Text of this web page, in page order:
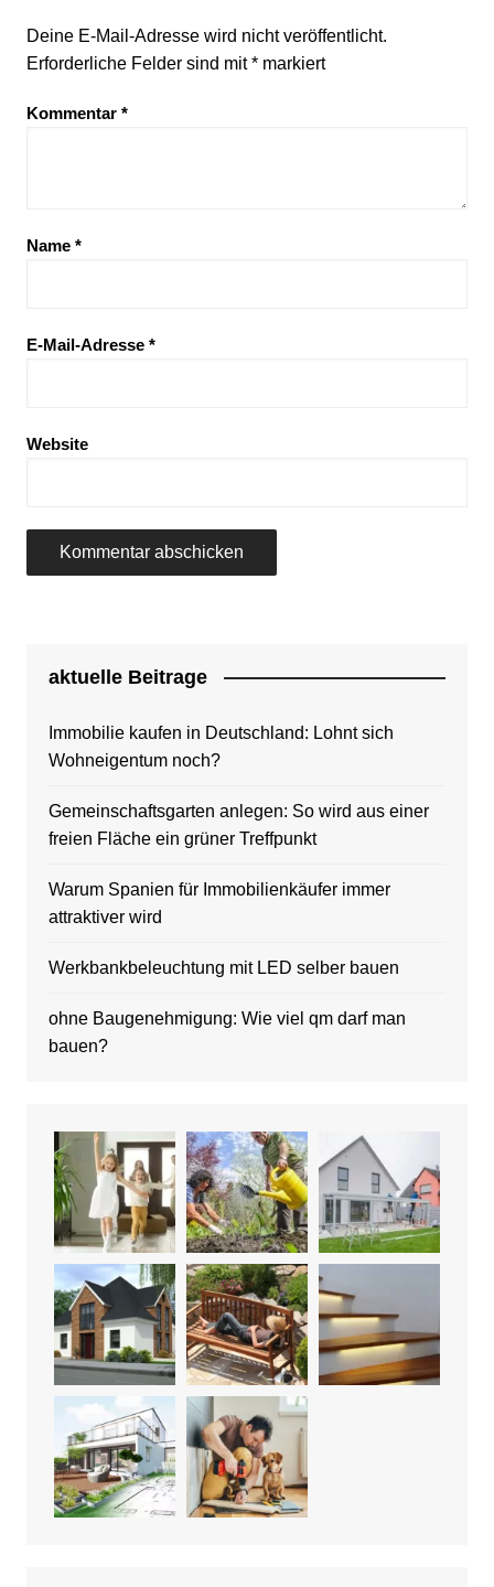
Deine E-Mail-Adresse wird nicht veröffentlicht.
Erforderliche Felder sind mit*markiert
Kommentar *
Name *
E-Mail-Adresse *
Website
aktuelle Beitrage
Immobilie kaufen in Deutschland: Lohnt sich
Wohneigentum noch?
Gemeinschaftsgarten anlegen: So wird aus einer
freien Fläche ein grüner Treffpunkt
Warum Spanien für Immobilienkäufer immer
attraktiver wird
Werkbankbeleuchtung mit LED selber bauen
ohne Baugenehmigung: Wie viel qm darf man
bauen?